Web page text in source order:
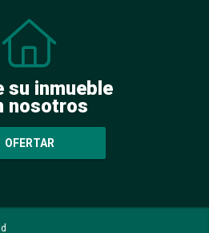
su inmueble
nosotros
OFERTAR